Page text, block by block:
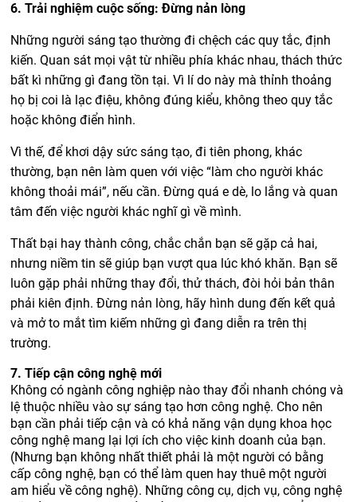
6. Trải nghiệm cuộc sống: Đừng nản lòng
Những người sáng tạo thường đi chệch các quy tắc, định
kiến. Quan sát mọi vật từ nhiều phía khác nhau, thách thức
bất kì những gì đang tồn tại. Vì lí do này mà thỉnh thoảng
họ bị coi là lạc điệu, không đúng kiểu, không theo quy tắc
hoặc không điển hình.
Vì thế, để khơi dậy sức sáng tạo, đi tiên phong, khác
thường, bạn nên làm quen với việc “làm cho người khác
không thoải mái”, nếu cần. Đừng quá e dè, lo lắng và quan
tâm đến việc người khác nghĩ gì về mình.
Thất bại hay thành công, chắc chắn bạn sẽ gặp cả hai,
nhưng niềm tin sẽ giúp bạn vượt qua lúc khó khăn. Bạn sẽ
luôn gặp phải những thay đổi, thử thách, đòi hỏi bản thân
phải kiên định. Đừng nản lòng, hãy hình dung đến kết quả
và mở to mắt tìm kiếm những gì đang diễn ra trên thị
trường.
7. Tiếp cận công nghệ mới
Không có ngành công nghiệp nào thay đổi nhanh chóng và
lệ thuộc nhiều vào sự sáng tạo hơn công nghệ. Cho nên
bạn cần phải tiếp cận và có khả năng vận dụng khoa học
công nghệ mang lại lợi ích cho việc kinh doanh của bạn.
(Nhưng bạn không nhất thiết phải là một người có bằng
cấp công nghệ, bạn có thể làm quen hay thuê một người
am hiểu về công nghệ). Những công cụ, dịch vụ, công nghệ